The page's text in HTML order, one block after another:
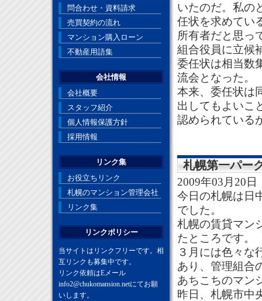
いたのだ。私の
任状を求めてい
所有者だと思っ
組合役員に立候
委任状は相当数
流会となった。
本来、委任状は
出してもよいこ
認められている
札幌第一パー
2009年03月20日
今日の札幌は日
でした。
札幌の賃貸マン
たところです。
３月には色々な
あり、管理組合
あちこちのマン
昨日、札幌市中
問合わせ・資料請求
売買契約の流れ
マンション購入ローン
不動産用語集
会社情報
会社概要
スタッフ紹介
個人情報保護方針
採用情報
リンク集
お役立ちリンク
札幌のマンション管理会社
リンク集
リンクポリシー
当サイトはリンクフリーです。相
互リンクも募集中です。
リンク依頼はEメール
info2@chukomansion.netにてお願
いします。